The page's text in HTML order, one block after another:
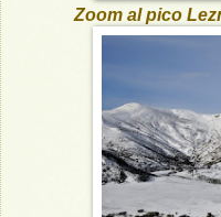
Zoom al pico